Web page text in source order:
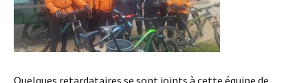
Quelques retardataires se sont joints à cette équipe de